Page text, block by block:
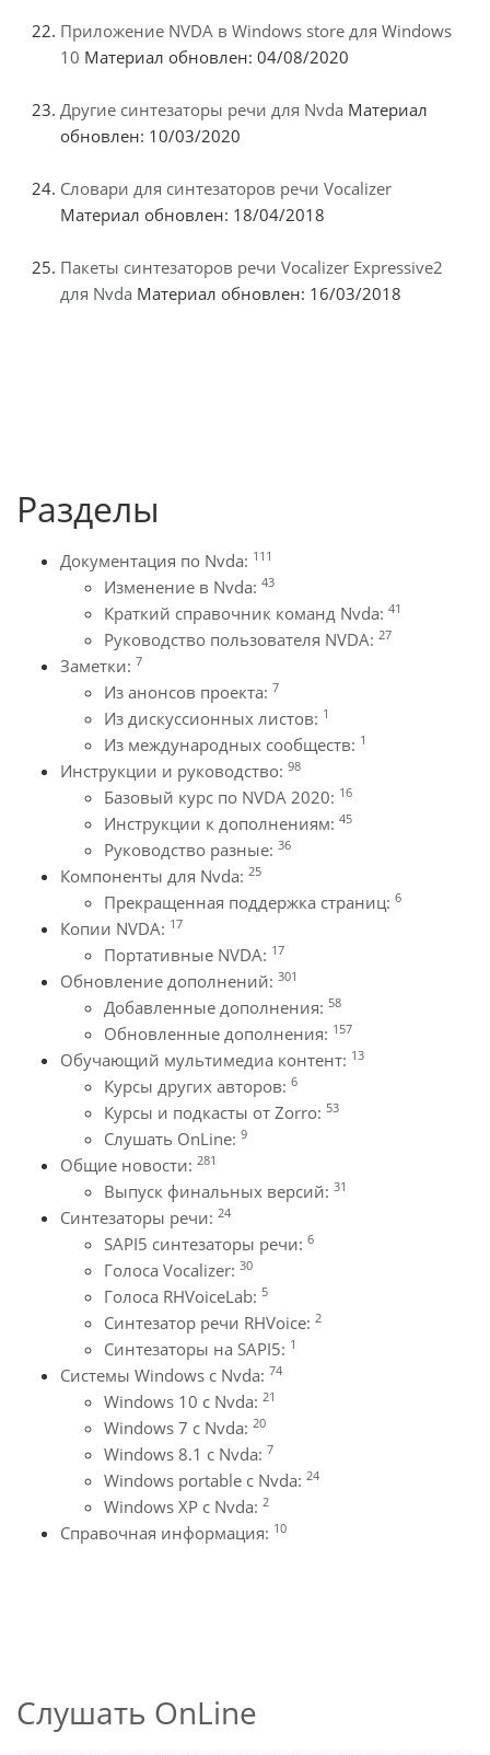
Приложение NVDA в Windows store для Windows
10 Материал обновлен: 04/08/2020
Другие синтезаторы речи для Nvda Материал
обновлен: 10/03/2020
Словари для синтезаторов речи Vocalizer
Материал обновлен: 18/04/2018
Пакеты синтезаторов речи Vocalizer Expressive2
для Nvda Материал обновлен: 16/03/2018
Разделы
Документация по Nvda: 111
Изменение в Nvda: 43
Краткий справочник команд Nvda: 41
Руководство пользователя NVDA: 27
Заметки: 7
Из анонсов проекта: 7
Из дискуссионных листов: 1
Из международных сообществ: 1
Инструкции и руководство: 98
Базовый курс по NVDA 2020: 16
Инструкции к дополнениям: 45
Руководство разные: 36
Компоненты для Nvda: 25
Прекращенная поддержка страниц: 6
Копии NVDA: 17
Портативные NVDA: 17
Обновление дополнений: 301
Добавленные дополнения: 58
Обновленные дополнения: 157
Обучающий мультимедиа контент: 13
Курсы других авторов: 6
Курсы и подкасты от Zorro: 53
Слушать OnLine: 9
Общие новости: 281
Выпуск финальных версий: 31
Синтезаторы речи: 24
SAPI5 синтезаторы речи: 6
Голоса Vocalizer: 30
Голоса RHVoiceLab: 5
Синтезатор речи RHVoice: 2
Синтезаторы на SAPI5: 1
Системы Windows с Nvda: 74
Windows 10 с Nvda: 21
Windows 7 с Nvda: 20
Windows 8.1 с Nvda: 7
Windows portable с Nvda: 24
Windows XP с Nvda: 2
Справочная информация: 10
Слушать OnLine